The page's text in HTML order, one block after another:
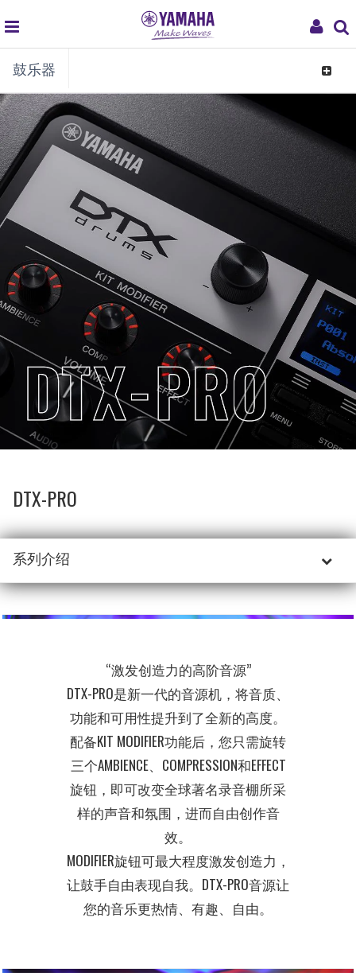
My
global
navigation
鼓乐器
Toggle
DTX-PRO
系列介绍
“激发创造力的高阶音源”
DTX-PRO是新一代的音源机，将音质、
功能和可用性提升到了全新的高度。
配备KIT MODIFIER功能后，您只需旋转
三个AMBIENCE、COMPRESSION和EFFECT
旋钮，即可改变全球著名录音棚所采
样的声音和氛围，进而自由创作音
效。
MODIFIER旋钮可最大程度激发创造力，
让鼓手自由表现自我。DTX-PRO音源让
您的音乐更热情、有趣、自由。